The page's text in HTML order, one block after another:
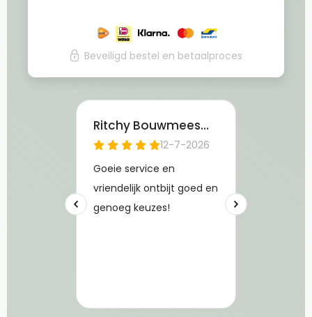
Beveiligd bestel en betaalproces